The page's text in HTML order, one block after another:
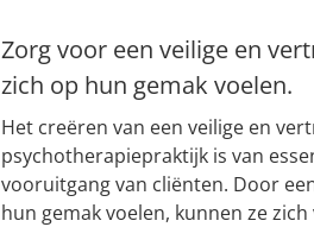
Zorg voor een veilige en
zich op hun gemak voelen.
Het creëren van een veilige en
psychotherapiepraktijk is van
vooruitgang van cliënten. Door
hun gemak voelen, kunnen ze